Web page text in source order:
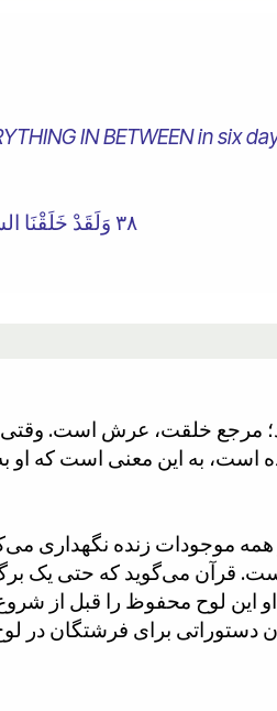
IN BETWEEN in six
٣٨ وَلَقَدْ خَلَقْنَا السَّمَاوَاتِ وَالْأَرْضَ وَمَا بَيْنَهُمَا فِي سِتَّةِ أَيَّامٍ وَمَا مَسَّنَا مِنْ لُغُوبٍ
مرجع خلقت، عرش است. وقتی
همه موجودات زنده نگهداری
قرآن می‌گوید که حتی یک
این لوح محفوظ را قبل از
دستوراتی برای فرشتگان